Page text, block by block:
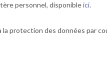
personnel, disponibleici.
protection des données par